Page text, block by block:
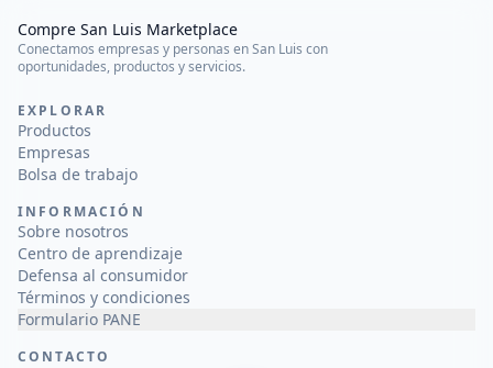
Compre San Luis Marketplace
Conectamos empresas y personas en San Luis con
oportunidades, productos y servicios.
EXPLORAR
Productos
Empresas
Bolsa de trabajo
INFORMACIÓN
Sobre nosotros
Centro de aprendizaje
Defensa al consumidor
Términos y condiciones
Formulario PANE
CONTACTO